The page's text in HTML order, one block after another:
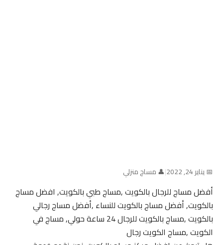
📅 يناير 24, 2022 |👤 مساج منزلي
أفضل مساج للرجال بالكويت ,مساج طبي بالكويت, افضل مساج
بالكويت, أفضل مساج بالكويت للنساء ,أفضل مساج رجالي
بالكويت ,مساج بالكويت للرجال 24 ساعة حولي, مساج في
الكويت ,مساج الكويت رجال